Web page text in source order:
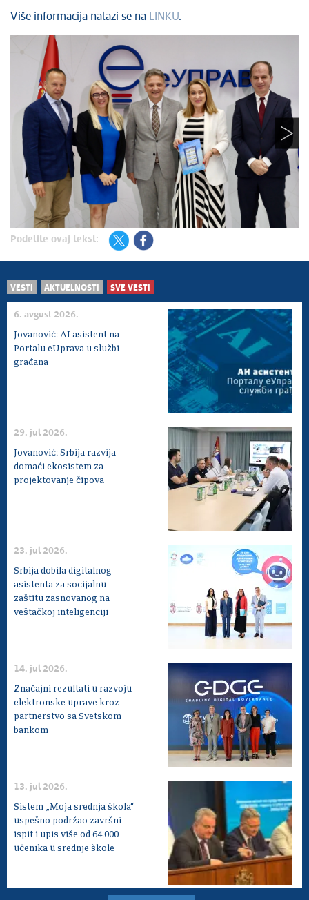
Više informacija nalazi se na LINKU.
Podelite ovaj tekst:
VESTI AKTUELNOSTI SVE VESTI
6. avgust 2026.
Jovanović: AI asistent na
Portalu eUprava u službi
građana
29. jul 2026.
Jovanović: Srbija razvija
domaći ekosistem za
projektovanje čipova
23. jul 2026.
Srbija dobila digitalnog
asistenta za socijalnu
zaštitu zasnovanog na
veštačkoj inteligenciji
14. jul 2026.
Značajni rezultati u razvoju
elektronske uprave kroz
partnerstvo sa Svetskom
bankom
13. jul 2026.
Sistem „Moja srednja škola“
uspešno podržao završni
ispit i upis više od 64.000
učenika u srednje škole